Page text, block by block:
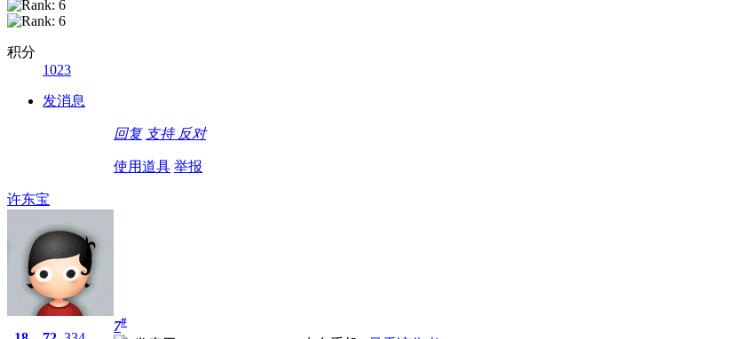
积分
1023
发消息
回复 支持 反对
使用道具 举报
许东宝
7#